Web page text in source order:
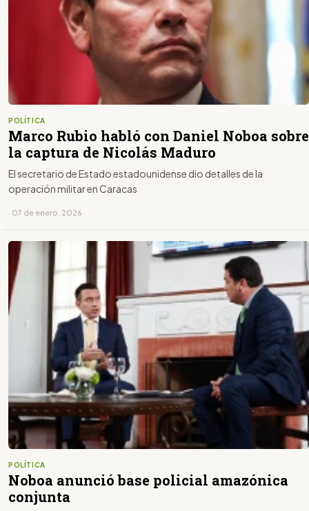
POLÍTICA
Marco Rubio habló con Daniel Noboa sobre
la captura de Nicolás Maduro
El secretario de Estado estadounidense dio detalles de la
operación militar en Caracas
· 07 de enero, 2026
POLÍTICA
Noboa anunció base policial amazónica
conjunta